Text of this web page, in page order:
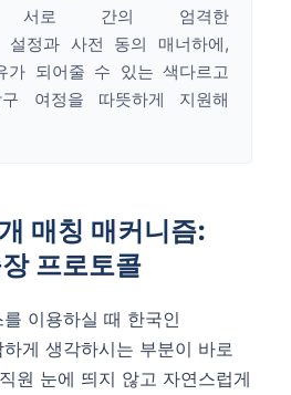
. 서로 간의 엄격한
정과 사전 동의 매너하에,
가 되어줄 수 있는 색다르고
여정을 따뜻하게 지원해
매칭 매커니즘:
프로토콜
이용하실 때 한국인
게 생각하시는 부분이 바로
원 눈에 띄지 않고 자연스럽게